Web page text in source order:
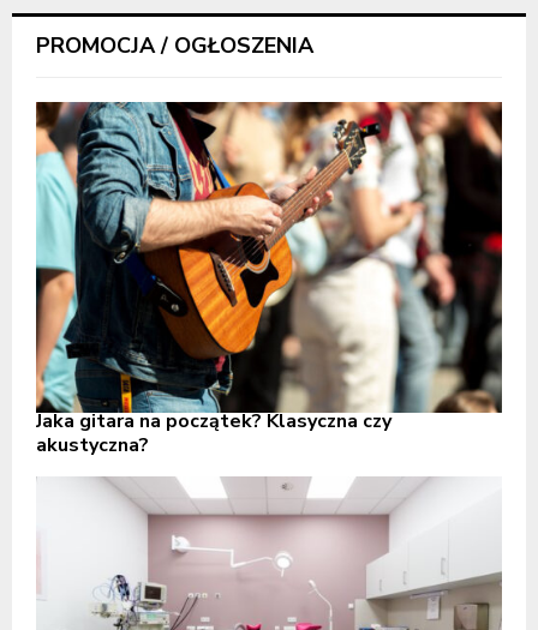
PROMOCJA / OGŁOSZENIA
Jaka gitara na początek? Klasyczna czy
akustyczna?